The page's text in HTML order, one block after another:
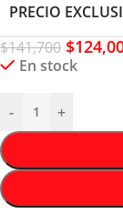
PRECIO
$141,700 $
En stock
- +